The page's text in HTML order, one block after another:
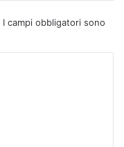
I campi obbligatori sono